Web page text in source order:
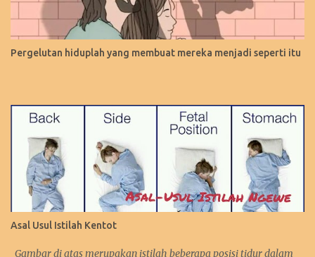
Pergelutan hiduplah yang membuat mereka menjadi seperti itu
Asal Usul Istilah Kentot
Gambar di atas merupakan istilah beberapa posisi tidur dalam